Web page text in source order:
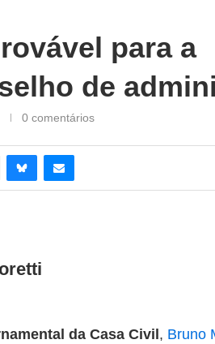
para a
de
0 comentários
da Casa Civil, Bruno